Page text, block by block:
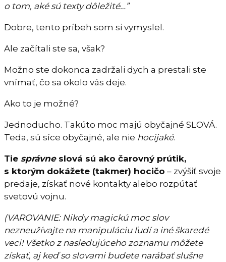
o tom, aké sú texty dôležité…”
Dobre, tento príbeh som si vymyslel.
Ale začítali ste sa, však?
Možno ste dokonca zadržali dych a prestali ste
vnímať, čo sa okolo vás deje.
Ako to je možné?
Jednoducho. Takúto moc majú obyčajné SLOVÁ.
Teda, sú síce obyčajné, ale nie hocijaké.
Tie správneslová sú ako čarovný prútik,
s ktorým dokážete (takmer) hocičo – zvýšiť svoje
predaje, získať nové kontakty alebo rozpútať
svetovú vojnu.
(VAROVANIE: Nikdy magickú moc slov
nezneužívajte na manipuláciu ľudí a iné škaredé
veci! Všetko z nasledujúceho zoznamu môžete
získať, aj keď so slovami budete narábať slušne